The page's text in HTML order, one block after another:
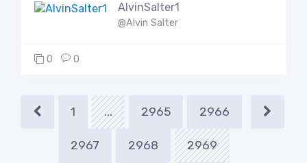
AlvinSalter1
@Alvin Salter
0 0
1 ... 2965 2966
2967 2968 2969